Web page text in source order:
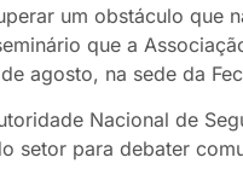
um obstáculo que
que a
agosto, na sede da
Nacional de
setor para debater